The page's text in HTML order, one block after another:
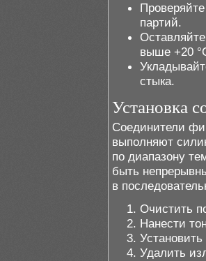
партий.
выше +20
стыка.
Установка
Соединители
выполняют
по диапазону
быть
в
Очистить
Нанести
Удалить